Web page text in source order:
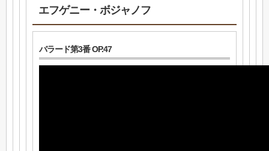
エフゲニー・ボジャノフ
バラード第3番 OP.47